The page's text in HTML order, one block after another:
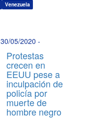
Venezuela
30/05/2020 -
Protestas
crecen en
EEUU pese a
inculpación de
policía por
muerte de
hombre negro